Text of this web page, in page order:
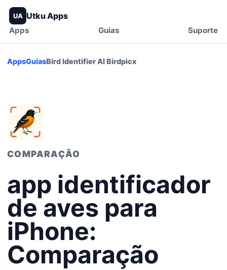
UA Utku Apps
Apps Guias Suporte
AppsGuiasBird Identifier AI Birdpicx
COMPARAÇÃO
app identificador
de aves para
iPhone:
Comparação